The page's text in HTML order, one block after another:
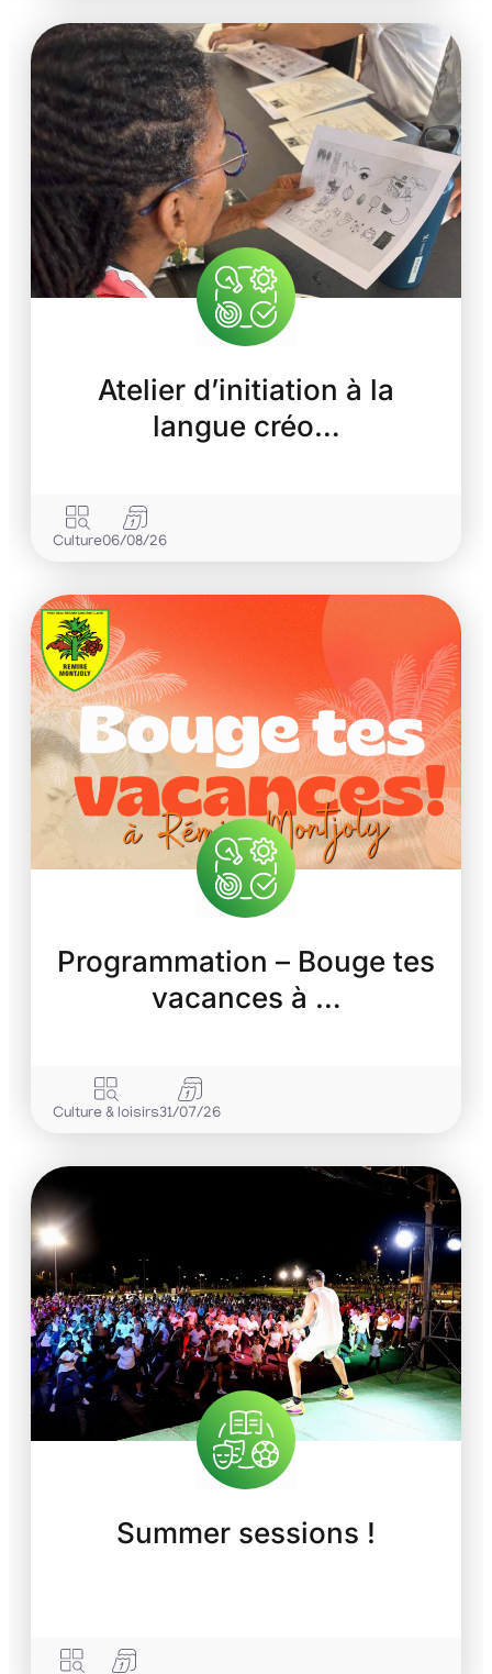
Atelier d’initiation à la
langue créo…
Culture06/08/26
Programmation – Bouge tes
vacances à …
Culture & loisirs31/07/26
Summer sessions !